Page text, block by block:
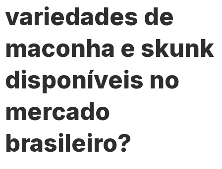
variedades de
maconha e skunk
disponíveis no
mercado
brasileiro?